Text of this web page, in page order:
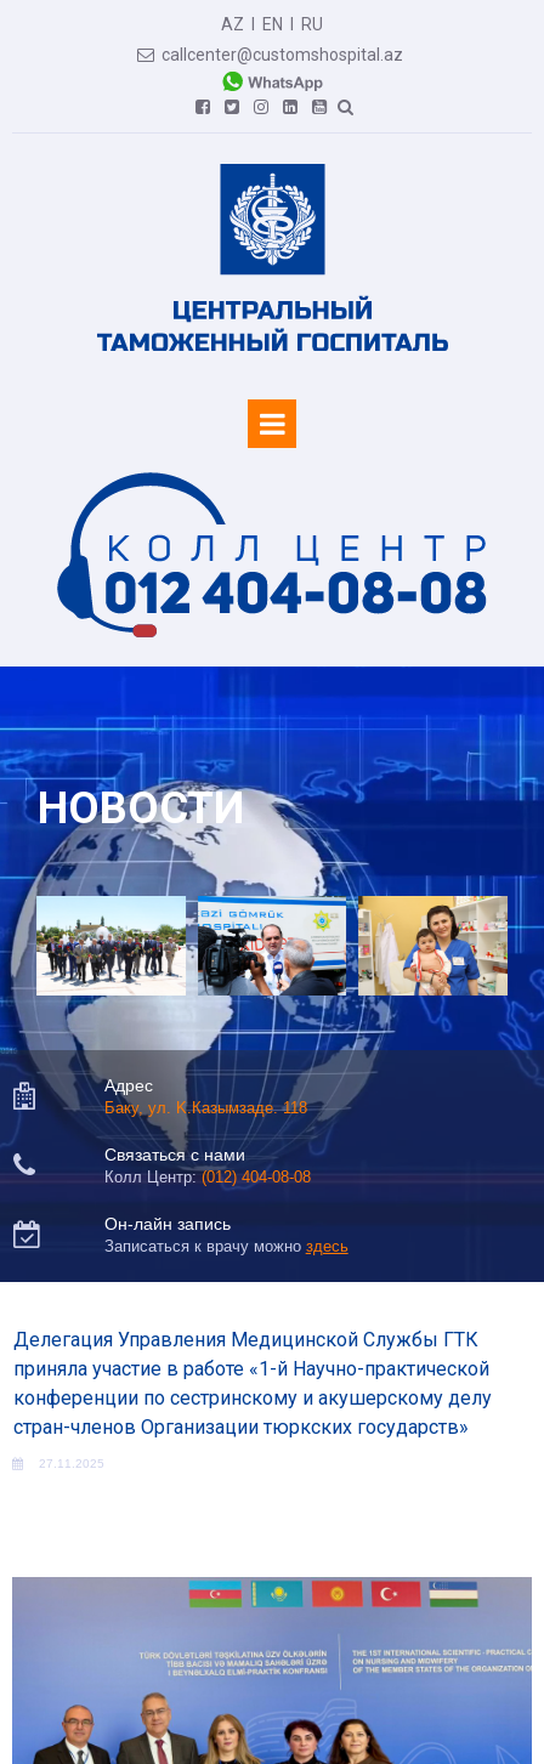
AZ EN RU
 callcenter@customshospital.az
     
НОВОСТИ
 Адрес
Баку, ул. K.Казымзаде. 118
 Связаться с нами
Колл Центр:(012) 404-08-08
 Он-лайн запись
Записаться к врачу можно здесь
Делегация Управления Медицинской Службы ГТК
приняла участие в работе «1-й Научно-практической
конференции по сестринскому и акушерскому делу
стран-членов Организации тюркских государств»
27.11.2025